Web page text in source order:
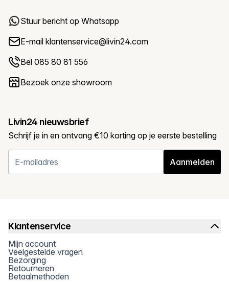
Stuur bericht op Whatsapp
E-mail klantenservice@livin24.com
Bel 085 80 81 556
Bezoek onze showroom
Livin24 nieuwsbrief
Schrijf je in en ontvang €10 korting op je eerste bestelling
Aanmelden
Klantenservice
Mijn account
Veelgestelde vragen
Bezorging
Retourneren
Betaalmethoden